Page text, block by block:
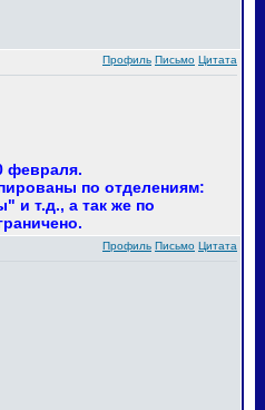
Профиль Письмо Цитата
февраля.
по отделениям:
и т.д., а так же по
Профиль Письмо Цитата